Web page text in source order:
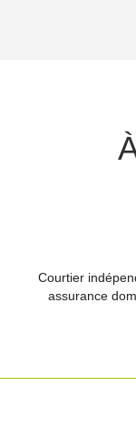
Courtier
assurance